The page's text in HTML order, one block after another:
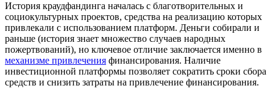
История краудфандинга началась с благотворительных и
социокультурных проектов, средства на реализацию которых
привлекали с использованием платформ. Деньги собирали и
раньше (история знает множество случаев народных
пожертвований), но ключевое отличие заключается именно в
механизме привлечения финансирования. Наличие
инвестиционной платформы позволяет сократить сроки сбора
средств и снизить затраты на привлечение финансирования.